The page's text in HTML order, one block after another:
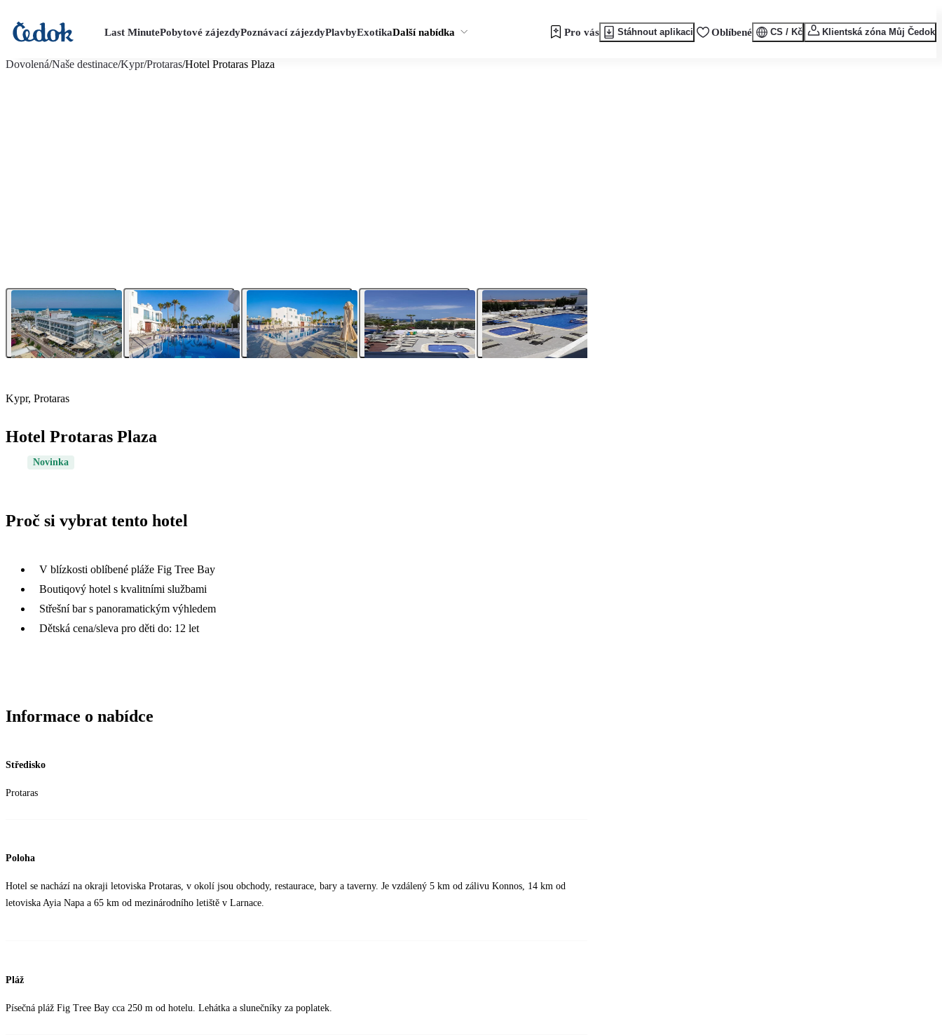
Last MinutePobytové zájezdyPoznávací zájezdyPlavbyExotikaDalší nabídka Pro vás Stáhnout aplikaci Oblíbené CS / Kč Klientská zóna Můj Čedok
Dovolená/Naše destinace/Kypr/Protaras/Hotel Protaras Plaza
Kypr, Protaras
Hotel Protaras Plaza
Novinka
Proč si vybrat tento hotel
V blízkosti oblíbené pláže Fig Tree Bay
Boutiqový hotel s kvalitními službami
Střešní bar s panoramatickým výhledem
Dětská cena/sleva pro děti do: 12 let
Informace o nabídce
Středisko
Protaras
Poloha
Hotel se nachází na okraji letoviska Protaras, v okolí jsou obchody, restaurace, bary a taverny. Je vzdálený 5 km od zálivu Konnos, 14 km od
letoviska Ayia Napa a 65 km od mezinárodního letiště v Larnace.
Pláž
Písečná pláž Fig Tree Bay cca 250 m od hotelu. Lehátka a slunečníky za poplatek.